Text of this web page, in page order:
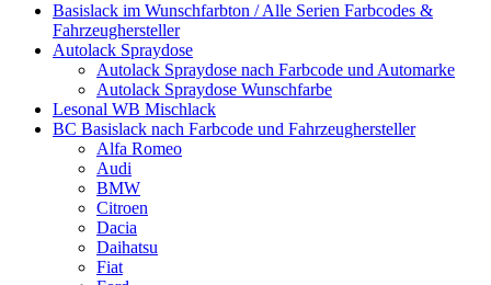
Basislack im Wunschfarbton / Alle Serien Farbcodes &
Fahrzeughersteller
Autolack Spraydose
Autolack Spraydose nach Farbcode und Automarke
Autolack Spraydose Wunschfarbe
Lesonal WB Mischlack
BC Basislack nach Farbcode und Fahrzeughersteller
Alfa Romeo
Audi
BMW
Citroen
Dacia
Daihatsu
Fiat